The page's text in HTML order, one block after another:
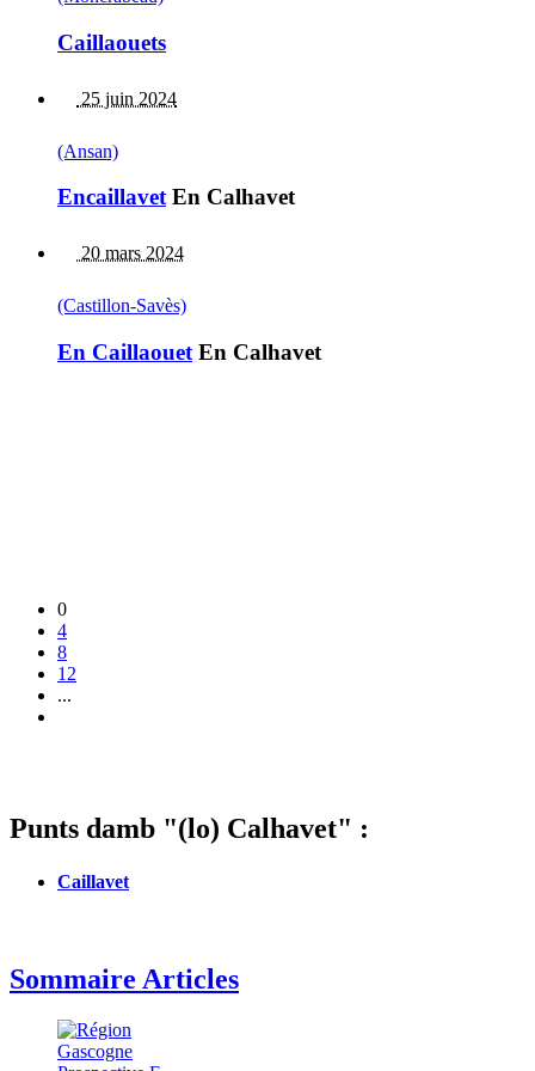
Caillaouets
25 juin 2024
(Ansan)
EncaillavetEn Calhavet
20 mars 2024
(Castillon-Savès)
En Caillaouet En Calhavet
0
4
8
12
...
Punts damb "(lo) Calhavet" :
Caillavet
Sommaire Articles